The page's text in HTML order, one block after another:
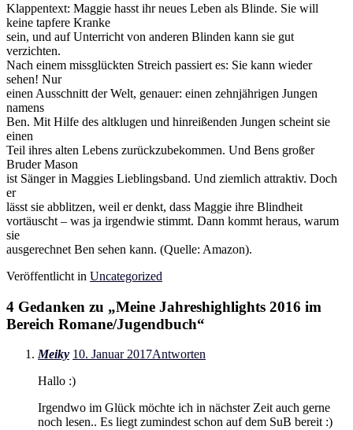
Klappentext: Maggie hasst ihr neues Leben als Blinde. Sie will
keine tapfere Kranke
sein, und auf Unterricht von anderen Blinden kann sie gut
verzichten.
Nach einem missglückten Streich passiert es: Sie kann wieder
sehen! Nur
einen Ausschnitt der Welt, genauer: einen zehnjährigen Jungen
namens
Ben. Mit Hilfe des altklugen und hinreißenden Jungen scheint sie
einen
Teil ihres alten Lebens zurückzubekommen. Und Bens großer
Bruder Mason
ist Sänger in Maggies Lieblingsband. Und ziemlich attraktiv. Doch
er
lässt sie abblitzen, weil er denkt, dass Maggie ihre Blindheit
vortäuscht – was ja irgendwie stimmt. Dann kommt heraus, warum
sie
ausgerechnet Ben sehen kann. (Quelle: Amazon).
Veröffentlicht in Uncategorized
4 Gedanken zu „Meine Jahreshighlights 2016 im
Bereich Romane/Jugendbuch“
Meiky 10. Januar 2017Antworten
Hallo :)
Irgendwo im Glück möchte ich in nächster Zeit auch gerne
noch lesen.. Es liegt zumindest schon auf dem SuB bereit :)